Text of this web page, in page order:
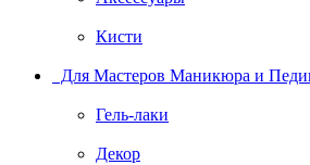
Кисти
Для Мастеров Маникюра и
Гель-лаки
Декор